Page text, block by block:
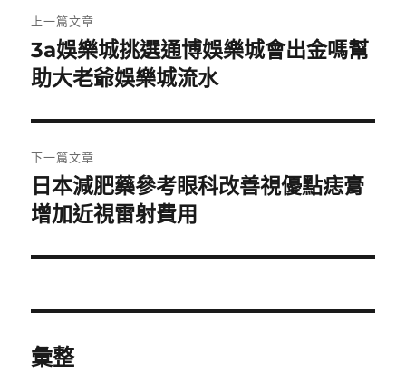
章
導
覽
上一篇文章
上
一
文
章:
3a娛樂城挑選通博娛樂城會出金嗎幫
助大老爺娛樂城流水
下一篇文章
下
一
文
日本減肥藥參考眼科改善視優點痣膏
增加近視雷射費用
彙整